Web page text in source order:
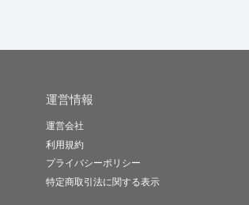
運営情報
運営会社
利用規約
プライバシーポリシー
特定商取引法に関する表示